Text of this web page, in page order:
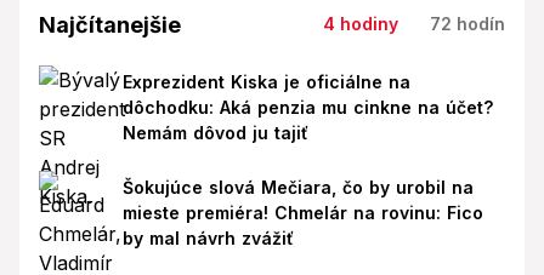
Najčítanejšie 4 hodiny 72 hodín
Exprezident Kiska je oficiálne na
dôchodku: Aká penzia mu cinkne na účet?
Nemám dôvod ju tajiť
Šokujúce slová Mečiara, čo by urobil na
mieste premiéra! Chmelár na rovinu: Fico
by mal návrh zvážiť